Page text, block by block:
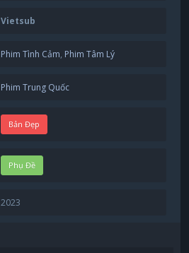
Vietsub
Phim Tình Cảm, Phim Tâm Lý
Phim Trung Quốc
Bản Đẹp
Phụ Đề
2023